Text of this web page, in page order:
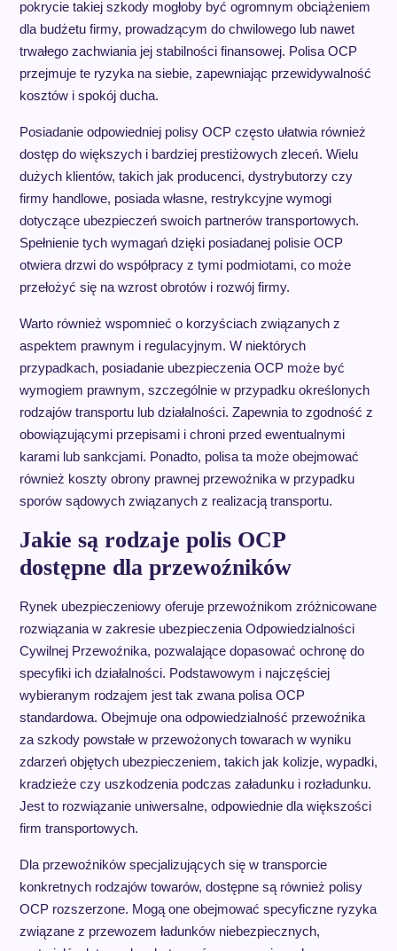
pokrycie takiej szkody mogłoby być ogromnym obciążeniem
dla budżetu firmy, prowadzącym do chwilowego lub nawet
trwałego zachwiania jej stabilności finansowej. Polisa OCP
przejmuje te ryzyka na siebie, zapewniając przewidywalność
kosztów i spokój ducha.
Posiadanie odpowiedniej polisy OCP często ułatwia również
dostęp do większych i bardziej prestiżowych zleceń. Wielu
dużych klientów, takich jak producenci, dystrybutorzy czy
firmy handlowe, posiada własne, restrykcyjne wymogi
dotyczące ubezpieczeń swoich partnerów transportowych.
Spełnienie tych wymagań dzięki posiadanej polisie OCP
otwiera drzwi do współpracy z tymi podmiotami, co może
przełożyć się na wzrost obrotów i rozwój firmy.
Warto również wspomnieć o korzyściach związanych z
aspektem prawnym i regulacyjnym. W niektórych
przypadkach, posiadanie ubezpieczenia OCP może być
wymogiem prawnym, szczególnie w przypadku określonych
rodzajów transportu lub działalności. Zapewnia to zgodność z
obowiązującymi przepisami i chroni przed ewentualnymi
karami lub sankcjami. Ponadto, polisa ta może obejmować
również koszty obrony prawnej przewoźnika w przypadku
sporów sądowych związanych z realizacją transportu.
Jakie są rodzaje polis OCP
dostępne dla przewoźników
Rynek ubezpieczeniowy oferuje przewoźnikom zróżnicowane
rozwiązania w zakresie ubezpieczenia Odpowiedzialności
Cywilnej Przewoźnika, pozwalające dopasować ochronę do
specyfiki ich działalności. Podstawowym i najczęściej
wybieranym rodzajem jest tak zwana polisa OCP
standardowa. Obejmuje ona odpowiedzialność przewoźnika
za szkody powstałe w przewożonych towarach w wyniku
zdarzeń objętych ubezpieczeniem, takich jak kolizje, wypadki,
kradzieże czy uszkodzenia podczas załadunku i rozładunku.
Jest to rozwiązanie uniwersalne, odpowiednie dla większości
firm transportowych.
Dla przewoźników specjalizujących się w transporcie
konkretnych rodzajów towarów, dostępne są również polisy
OCP rozszerzone. Mogą one obejmować specyficzne ryzyka
związane z przewozem ładunków niebezpiecznych,